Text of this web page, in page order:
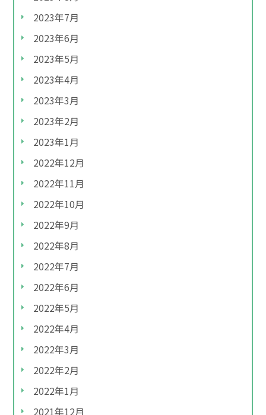
2023年7月
2023年6月
2023年5月
2023年4月
2023年3月
2023年2月
2023年1月
2022年12月
2022年11月
2022年10月
2022年9月
2022年8月
2022年7月
2022年6月
2022年5月
2022年4月
2022年3月
2022年2月
2022年1月
2021年12月